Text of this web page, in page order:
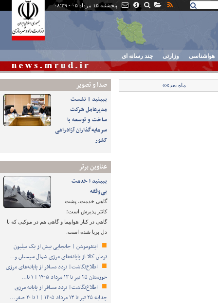
پنجشنبه ۱۵ مرداد ۰۵ - ۰۸:۳۹
هواشناسی وزارتی چند رسانه ای
صدا و تصوير
ببینید | نشست
مدیرعامل شرکت
ساخت و توسعه با
سرمایه‌گذاران آزادراهی
کشور
عناوین برتر
ببینید ا خدمت
بی‌وقفه
گاهی خدمت، پشت
کانتر پذیرش است؛
گاهی در کنار هواپیما و گاهی هم در موکبی که با
دل برپا شده است.
اینفوموشن | جابجایی بیش از یک میلیون
تومان کالا از پایانه‌های مرزی شمال سیستان و…
اطلاع‌نگاشت| تردد مسافر از پایانه‌های مرزی
خوزستان ۲۵ تیر تا ۱۳ مرداد ۱۴۰۵ | ۱ تا…
اطلاع‌نگاشت| تردد مسافر از پایانه‌ مرزی
چذابه ۲۵ تیر تا ۱۳ مرداد ۱۴۰۵ | ۱ تا ۲۰ صفر…
ماه بعد»»